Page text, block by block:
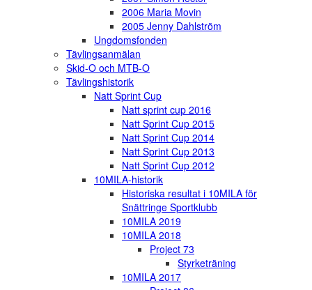
2006 Maria Movin
2005 Jenny Dahlström
Ungdomsfonden
Tävlingsanmälan
Skid-O och MTB-O
Tävlingshistorik
Natt Sprint Cup
Natt sprint cup 2016
Natt Sprint Cup 2015
Natt Sprint Cup 2014
Natt Sprint Cup 2013
Natt Sprint Cup 2012
10MILA-historik
Historiska resultat i 10MILA för
Snättringe Sportklubb
10MILA 2019
10MILA 2018
Project 73
Styrketräning
10MILA 2017